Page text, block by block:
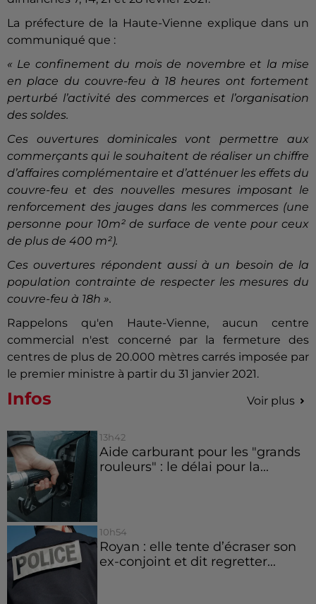
La préfecture de la Haute-Vienne explique dans un
communiqué que :
« Le confinement du mois de novembre et la mise
en place du couvre-feu à 18 heures ont fortement
perturbé l’activité des commerces et l’organisation
des soldes.
Ces ouvertures dominicales vont permettre aux
commerçants qui le souhaitent de réaliser un chiffre
d’affaires complémentaire et d’atténuer les effets du
couvre-feu et des nouvelles mesures imposant le
renforcement des jauges dans les commerces (une
personne pour 10m² de surface de vente pour ceux
de plus de 400 m²).
Ces ouvertures répondent aussi à un besoin de la
population contrainte de respecter les mesures du
couvre-feu à 18h ».
Rappelons qu'en Haute-Vienne, aucun centre
commercial n'est concerné par la fermeture des
centres de plus de 20.000 mètres carrés imposée par
le premier ministre à partir du 31 janvier 2021.
Infos Voir plus
13h42
Aide carburant pour les "grands
rouleurs" : le délai pour la...
10h54
Royan : elle tente d’écraser son
ex-conjoint et dit regretter...